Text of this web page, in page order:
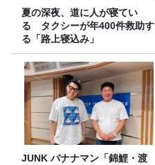
夏の深夜、道に人が寝てい
る タクシーが年400件救助す
る「路上寝込み」
JUNK バナナマン「錦鯉・渡